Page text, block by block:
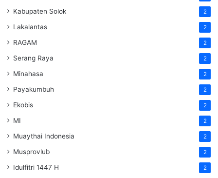
Kabupaten Solok 2
Lakalantas 2
RAGAM 2
Serang Raya 2
Minahasa 2
Payakumbuh 2
Ekobis 2
MI 2
Muaythai Indonesia 2
Musprovlub 2
Idulfitri 1447 H 2